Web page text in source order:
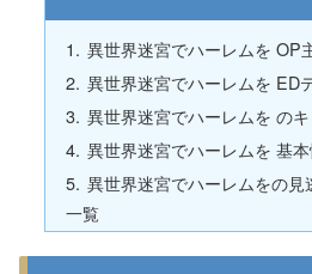
異世界迷宮でハーレムを OP
異世界迷宮でハーレムを ED
異世界迷宮でハーレムを の
異世界迷宮でハーレムを 基
異世界迷宮でハーレムをの見
一覧